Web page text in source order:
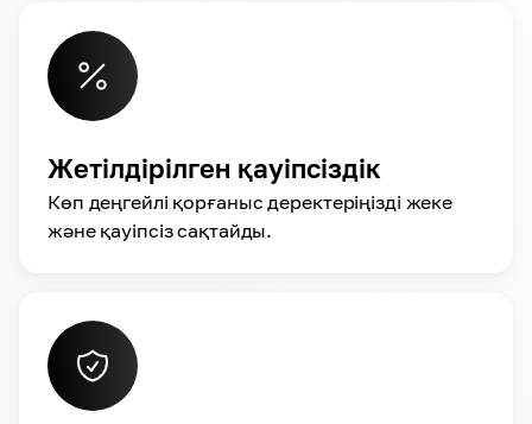
Жетілдірілген қауіпсіздік
Көп деңгейлі қорғаныс деректеріңізді жеке
және қауіпсіз сақтайды.